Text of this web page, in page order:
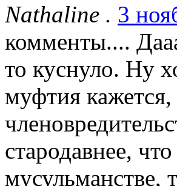
Nathaline . 3
комменты....
то куснуло. Ну
муфтия
стародавнее,
мусульманстве,